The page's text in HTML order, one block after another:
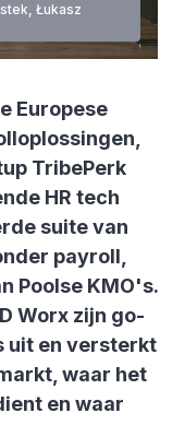
Łukasz
Europese
TribePerk
HR tech
suite van
payroll,
Poolse KMO's.
Worx zijn go-
uit en versterkt
waar het
en waar